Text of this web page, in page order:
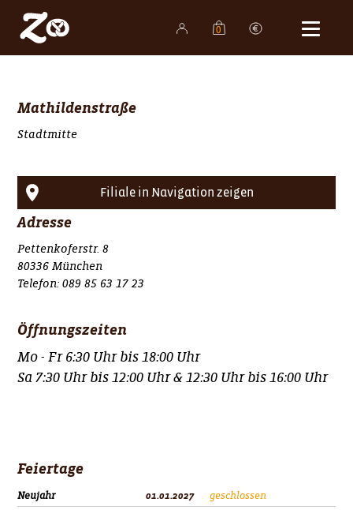
0
Karriere
Aktuelles
Kontakt
Mathildenstraße
Stadtmitte
Filiale in Navigation zeigen
Adresse
Pettenkoferstr. 8
80336 München
Telefon:089 85 63 17 23
Öffnungszeiten
Mo - Fr 6:30 Uhr bis 18:00 Uhr
Sa 7:30 Uhr bis 12:00 Uhr & 12:30 Uhr bis 16:00 Uhr
Feiertage
Neujahr 01.01.2027
geschlossen